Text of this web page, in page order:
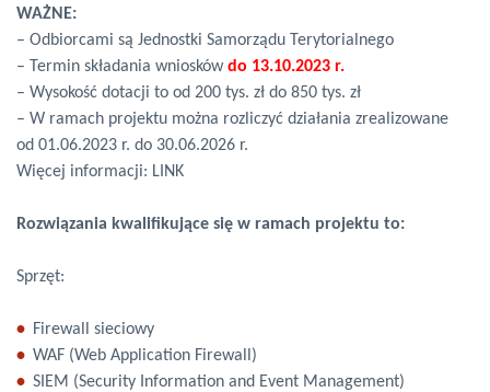
WAŻNE:
– Odbiorcami są Jednostki Samorządu Terytorialnego
– Termin składania wniosków do 13.10.2023 r.
– Wysokość dotacji to od 200 tys. zł do 850 tys. zł
– W ramach projektu można rozliczyć działania zrealizowane
od 01.06.2023 r. do 30.06.2026 r.
Więcej informacji: LINK
Rozwiązania kwalifikujące się w ramach projektu to:
Sprzęt:
Firewall sieciowy
WAF (Web Application Firewall)
SIEM (Security Information and Event Management)